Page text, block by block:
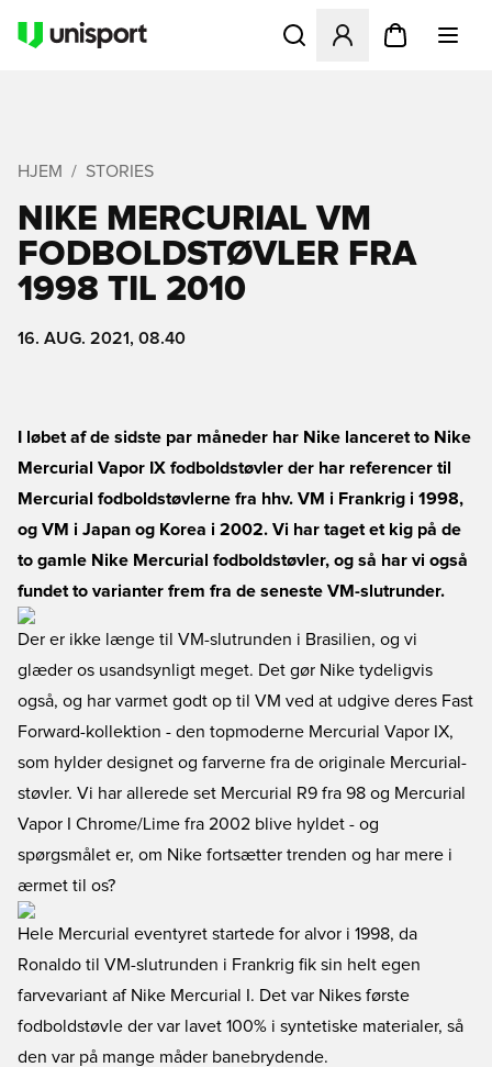
Åbner en Modal til at
HJEM STORIES
NIKE MERCURIAL VM
FODBOLDSTØVLER FRA
1998 TIL 2010
16. AUG. 2021, 08.40
I løbet af de sidste par måneder har Nike lanceret to Nike
Mercurial Vapor IX fodboldstøvler der har referencer til
Mercurial fodboldstøvlerne fra hhv. VM i Frankrig i 1998,
og VM i Japan og Korea i 2002. Vi har taget et kig på de
to gamle Nike Mercurial fodboldstøvler, og så har vi også
fundet to varianter frem fra de seneste VM-slutrunder.
Der er ikke længe til VM-slutrunden i Brasilien, og vi
glæder os usandsynligt meget. Det gør Nike tydeligvis
også, og har varmet godt op til VM ved at udgive deres Fast
Forward-kollektion - den topmoderne Mercurial Vapor IX,
som hylder designet og farverne fra de originale Mercurial-
støvler. Vi har allerede set Mercurial R9 fra 98 og Mercurial
Vapor I Chrome/Lime fra 2002 blive hyldet - og
spørgsmålet er, om Nike fortsætter trenden og har mere i
ærmet til os?
Hele Mercurial eventyret startede for alvor i 1998, da
Ronaldo til VM-slutrunden i Frankrig fik sin helt egen
farvevariant af Nike Mercurial I. Det var Nikes første
fodboldstøvle der var lavet 100% i syntetiske materialer, så
den var på mange måder banebrydende.